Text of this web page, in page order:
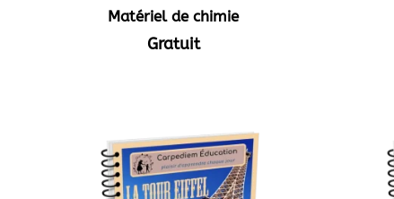
Matériel de chimie
Gratuit